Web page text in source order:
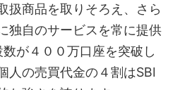
扱商品を取りそろえ、さら
独自のサービスを常に提供
が４００万口座を突破し
人の売買代金の４割はSBI